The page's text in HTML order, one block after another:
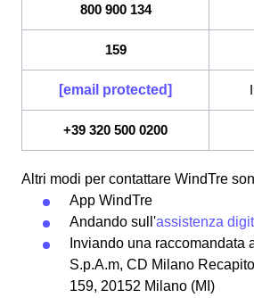
800 900 134
159
[email protected]
+39 320 500 0200
Altri modi per contattare WindTre
App WindTre
Andando sull'assistenza
Inviando una raccomandata
S.p.A.m, CD Milano
159, 20152 Milano (MI)